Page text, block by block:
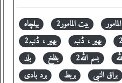
بیلچاہ بیت المامور2
بھیر ، ڈنبہ2
بھیر ، ڈنبہ
بلد
بظخ بسم اللہ2
برد بادی
بربط براق النبی